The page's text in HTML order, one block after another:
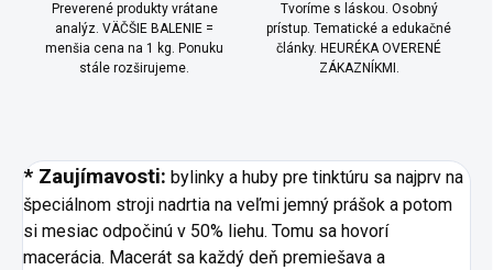
Preverené produkty vrátane
analýz. VÄČŠIE BALENIE =
menšia cena na 1 kg. Ponuku
stále rozširujeme.
Tvoríme s láskou. Osobný
prístup. Tematické a edukačné
články. HEURÉKA OVERENÉ
ZÁKAZNÍKMI.
* Zaujímavosti: bylinky a huby pre tinktúru sa najprv na
špeciálnom stroji nadrtia na veľmi jemný prášok a potom
si mesiac odpočinú v 50% liehu. Tomu sa hovorí
macerácia. Macerát sa každý deň premiešava a